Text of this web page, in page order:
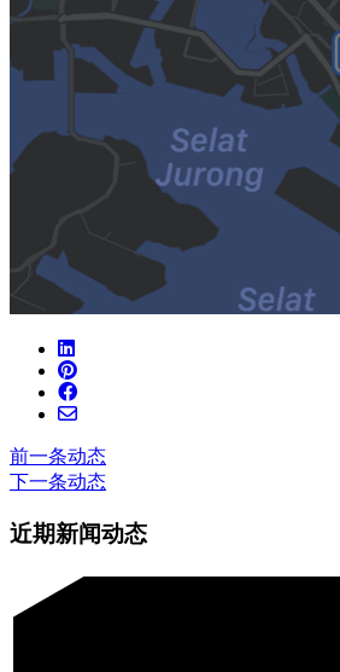
前一条动态
下一条动态
近期新闻动态